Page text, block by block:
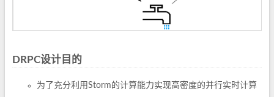
DRPC设计目的
为了充分利用Storm的计算能力实现高密度的并行实时计算